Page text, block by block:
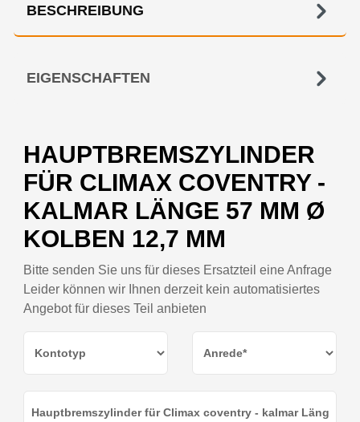
BESCHREIBUNG
EIGENSCHAFTEN
HAUPTBREMSZYLINDER
FÜR CLIMAX COVENTRY -
KALMAR LÄNGE 57 MM Ø
KOLBEN 12,7 MM
Bitte senden Sie uns für dieses Ersatzteil eine Anfrage
Leider können wir Ihnen derzeit kein automatisiertes
Angebot für dieses Teil anbieten